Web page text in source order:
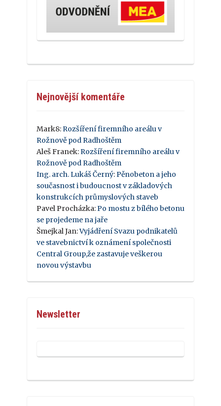
Nejnovější komentáře
Mark8: Rozšíření firemního areálu v
Rožnově pod Radhoštěm
Aleš Franek: Rozšíření firemního areálu v
Rožnově pod Radhoštěm
Ing. arch. Lukáš Černý: Pěnobeton a jeho
současnost i budoucnost v základových
konstrukcích průmyslových staveb
Pavel Procházka: Po mostu z bílého betonu
se projedeme na jaře
Šmejkal Jan:Vyjádření Svazu podnikatelů
ve stavebnictví k oznámení společnosti
Central Group,že zastavuje veškerou
novou výstavbu
Newsletter